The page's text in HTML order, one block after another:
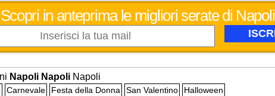
Scopri in anteprima le migliori serate di Napoli
Napoli Napoli Napoli
Carnevale Festa della Donna San Valentino Halloween